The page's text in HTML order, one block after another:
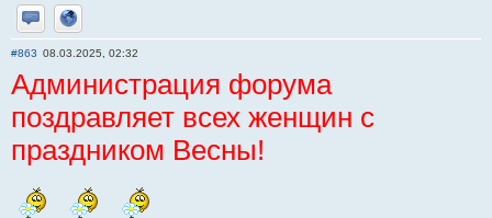
Отправить личное сообщение
Сайт
#863 08.03.2025, 02:32
Администрация форума
поздравляет всех женщин с
праздником Весны!